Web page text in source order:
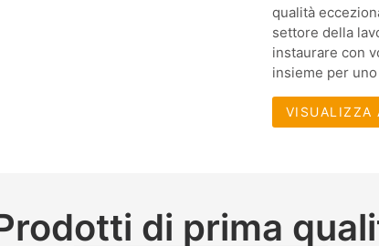
qualità
settore della
instaurare con
insieme per
VISUALIZZA
di prima